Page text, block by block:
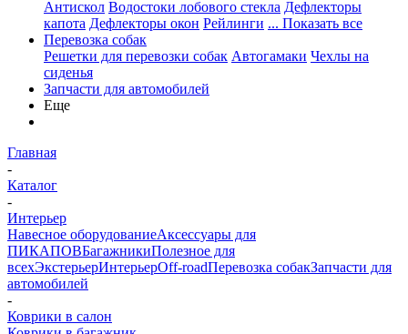
Антискол Водостоки лобового стекла Дефлекторы
капота Дефлекторы окон Рейлинги ... Показать все
Перевозка собак
Решетки для перевозки собак Автогамаки Чехлы на
сиденья
Запчасти для автомобилей
Еще
Главная
-
Каталог
-
Интерьер
Навесное оборудованиеАксессуары для
ПИКАПОВБагажникиПолезное для
всехЭкстерьерИнтерьерOff-roadПеревозка собакЗапчасти для
автомобилей
-
Коврики в салон